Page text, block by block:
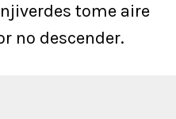
tome aire
no descender.